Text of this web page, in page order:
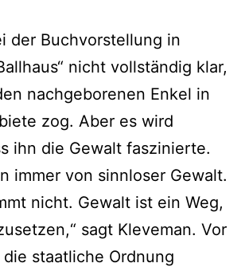
der Buchvorstellung in
nicht vollständig klar,
nachgeborenen Enkel in
zog. Aber es wird
ihn die Gewalt faszinierte.
immer von sinnloser Gewalt.
nicht. Gewalt ist ein Weg,
sagt Kleveman. Vor
staatliche Ordnung